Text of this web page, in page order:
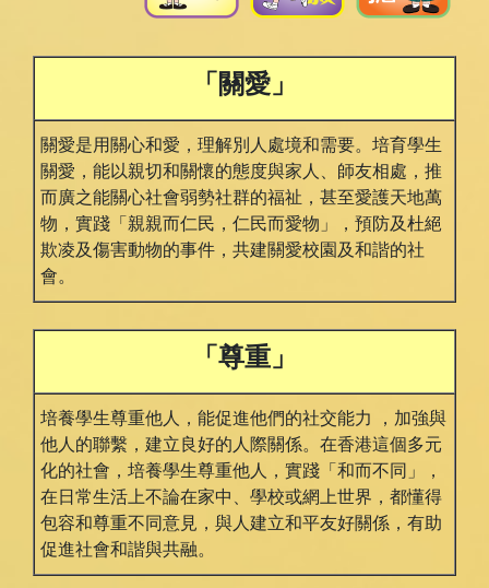
「關愛」
關愛是用關心和愛，理解別人處境和需要。培育學生
關愛，能以親切和關懷的態度與家人、師友相處，推
而廣之能關心社會弱勢社群的福祉，甚至愛護天地萬
物，實踐「親親⽽仁民，仁民⽽愛物」，預防及杜絕
欺凌及傷害動物的事件，共建關愛校園及和諧的社
會。
「尊重」
培養學生尊重他人，能促進他們的社交能力 ，加強與
他人的聯繫，建立良好的人際關係。在香港這個多元
化的社會，培養學生尊重他人，實踐「和而不同」，
在日常生活上不論在家中、學校或網上世界，都懂得
包容和尊重不同意見，與人建立和平友好關係，有助
促進社會和諧與共融。